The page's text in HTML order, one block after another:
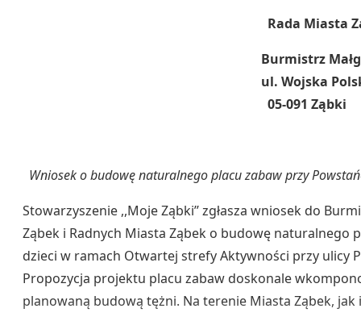
Rada Miasta
Burmistrz
ul. Wojska
05-091 Ząbki
Wniosek o budowę naturalnego placu zabaw przy
Stowarzyszenie ,,Moje Ząbki’’ zgłasza wniosek do
Ząbek i Radnych Miasta Ząbek o budowę naturalnego
dzieci w ramach Otwartej strefy Aktywności przy ulicy
Propozycja projektu placu zabaw doskonale
planowaną budową tężni. Na terenie Miasta Ząbek, jak